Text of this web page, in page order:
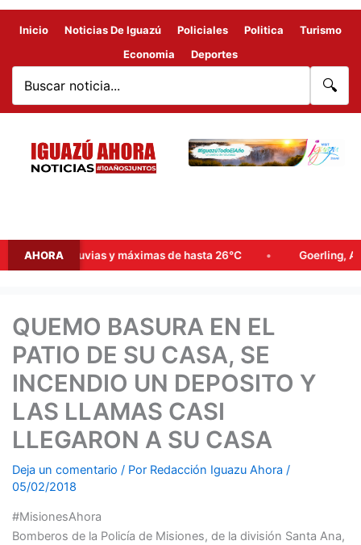
Inicio Noticias De Iguazú Policiales Politica
Turismo
Economia
Deportes
🔍
AHORA
lluvias y máximas de hasta 26°C Goerling, Arce y
QUEMO BASURA EN EL
PATIO DE SU CASA, SE
INCENDIO UN DEPOSITO Y
LAS LLAMAS CASI
LLEGARON A SU CASA
Deja un comentario / Por Redacción Iguazu Ahora /
05/02/2018
#MisionesAhora
Bomberos de la Policía de Misiones, de la división Santa Ana,